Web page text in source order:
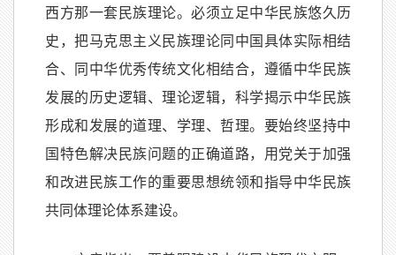
西方那一套民族理论。必须立足中华民族悠久历
史，把马克思主义民族理论同中国具体实际相结
合、同中华优秀传统文化相结合，遵循中华民族
发展的历史逻辑、理论逻辑，科学揭示中华民族
形成和发展的道理、学理、哲理。要始终坚持中
国特色解决民族问题的正确道路，用党关于加强
和改进民族工作的重要思想统领和指导中华民族
共同体理论体系建设。